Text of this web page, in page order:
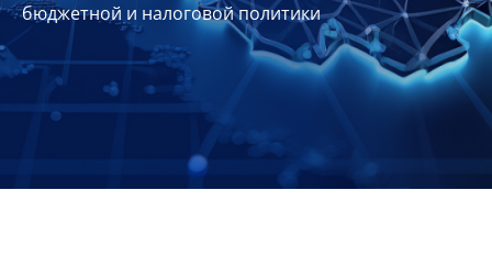
Планы
отчеты
Контакты
бюджетной и налоговой политики